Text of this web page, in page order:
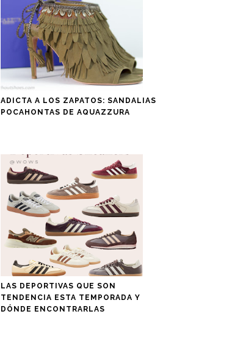
ADICTA A LOS ZAPATOS: SANDALIAS
POCAHONTAS DE AQUAZZURA
LAS DEPORTIVAS QUE SON
TENDENCIA ESTA TEMPORADA Y
DÓNDE ENCONTRARLAS